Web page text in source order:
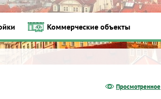
Коммерческие объекты
Коммерческие объекты
Просмотренное